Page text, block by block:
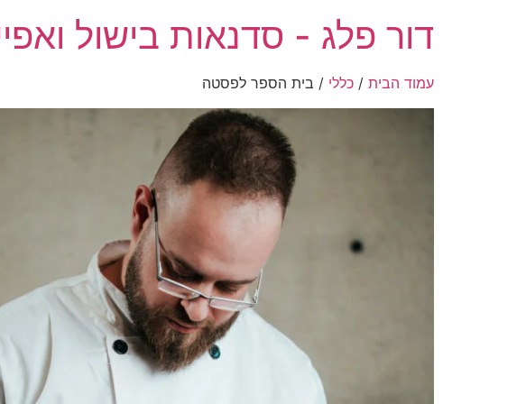
דור פלג - סדנאות בישול
עמוד הבית / כללי / בית הספר לפסטה